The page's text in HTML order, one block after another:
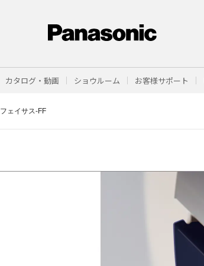
カタログ・動画 ショウルーム お客様サポート
フェイサス-FF